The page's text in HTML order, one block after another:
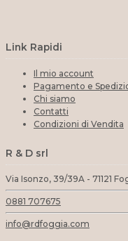
Link Rapidi
Il mio account
Pagamento e
Chi siamo
Contatti
Condizioni di Vendita
R & D srl
Via Isonzo, 39/39A - 71121
0881 707675
info@rdfoggia.com